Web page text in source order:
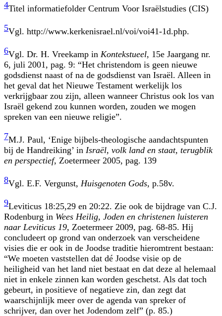
4Titel informatiefolder Centrum Voor Israëlstudies (CIS)
5Vgl. http://www.kerkenisrael.nl/voi/voi41-1d.php.
6Vgl. Dr. H. Vreekamp in Kontekstueel, 15e Jaargang nr.
6, juli 2001, pag. 9: “Het christendom is geen nieuwe
godsdienst naast of na de godsdienst van Israël. Alleen in
het geval dat het Nieuwe Testament werkelijk los
verkrijgbaar zou zijn, alleen wanneer Christus ook los van
Israël gekend zou kunnen worden, zouden we mogen
spreken van een nieuwe religie”.
7M.J. Paul, ‘Enige bijbels-theologische aandachtspunten
bij de Handreiking’ in Israël, volk land en staat, terugblik
en perspectief, Zoetermeer 2005, pag. 139
8Vgl. E.F. Vergunst, Huisgenoten Gods, p.58v.
9Leviticus 18:25,29 en 20:22. Zie ook de bijdrage van C.J.
Rodenburg in Wees Heilig, Joden en christenen luisteren
naar Leviticus 19, Zoetermeer 2009, pag. 68-85. Hij
concludeert op grond van onderzoek van verscheidene
visies die er ook in de Joodse traditie hieromtrent bestaan:
“We moeten vaststellen dat dé Joodse visie op de
heiligheid van het land niet bestaat en dat deze al helemaal
niet in enkele zinnen kan worden geschetst. Als dat toch
gebeurt, in positieve of negatieve zin, dan zegt dat
waarschijnlijk meer over de agenda van spreker of
schrijver, dan over het Jodendom zelf” (p. 85.)